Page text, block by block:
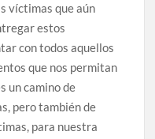
víctimas que aún
estos
con todos aquellos
que nos permitan
un camino de
pero también de
para nuestra